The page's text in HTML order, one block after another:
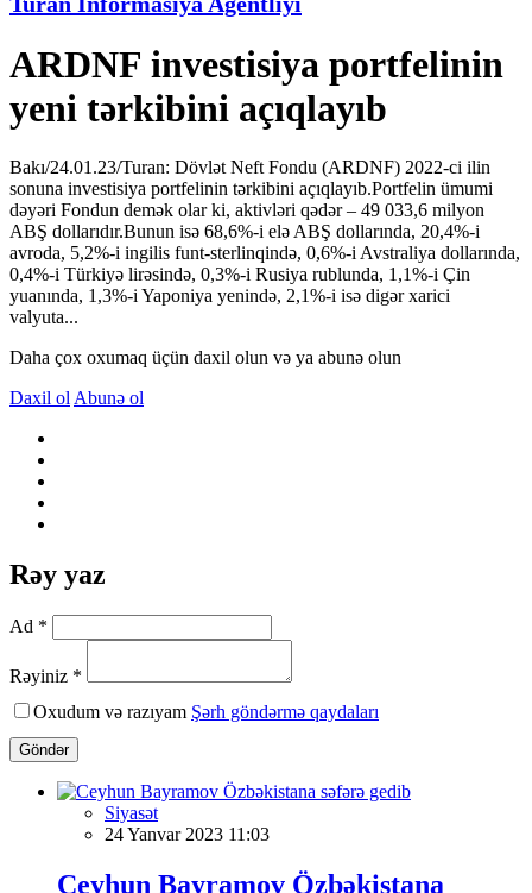
ARDNF investisiya portfelinin
yeni tərkibini açıqlayıb
Bakı/24.01.23/Turan: Dövlət Neft Fondu (ARDNF) 2022-ci ilin
sonuna investisiya portfelinin tərkibini açıqlayıb.Portfelin ümumi
dəyəri Fondun demək olar ki, aktivləri qədər – 49 033,6 milyon
ABŞ dollarıdır.Bunun isə 68,6%-i elə ABŞ dollarında, 20,4%-i
avroda, 5,2%-i ingilis funt-sterlinqində, 0,6%-i Avstraliya dollarında,
0,4%-i Türkiyə lirəsində, 0,3%-i Rusiya rublunda, 1,1%-i Çin
yuanında, 1,3%-i Yaponiya yenində, 2,1%-i isə digər xarici
valyuta...
Daha çox oxumaq üçün daxil olun və ya abunə olun
Daxil ol Abunə ol
Rəy yaz
Ad *
Rəyiniz *
Oxudum və razıyam Şərh göndərmə qaydaları
Göndər
Siyasət
24 Yanvar 2023 11:03
Ceyhun Bayramov Özbəkistana